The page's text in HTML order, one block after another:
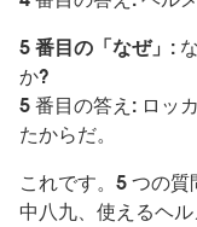
5 番目の「なぜ」:
か?
5 番目の答え: ロッ
たからだ。
これです。5 つの
中八九、使えるヘ